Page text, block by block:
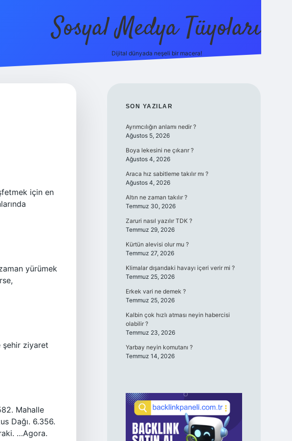
Sosyal Medya Tüyoları
Dijital dünyada neşeli bir macera!
için en
yürümek
şehir ziyaret
Mahalle
Dağı. 6.356.
…Agora.
SIDEBAR
SON YAZILAR
Ayrımcılığın anlamı nedir ?
Ağustos 5, 2026
Boya lekesini ne çıkarır ?
Ağustos 4, 2026
Araca hız sabitleme takılır mı ?
Ağustos 4, 2026
Altın ne zaman takılır ?
Temmuz 30, 2026
Zaruri nasıl yazılır TDK ?
Temmuz 29, 2026
Kürtün alevisi olur mu ?
Temmuz 27, 2026
Klimalar dışarıdaki havayı içeri verir mi ?
Temmuz 25, 2026
Erkek vari ne demek ?
Temmuz 25, 2026
Kalbin çok hızlı atması neyin habercisi
olabilir ?
Temmuz 23, 2026
Yarbay neyin komutanı ?
Temmuz 14, 2026